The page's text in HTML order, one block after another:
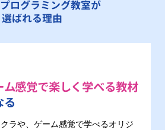
ログラミング教室が
選ばれる理由
感覚で楽しく学べる教材
る
ラや、ゲーム感覚で学べるオリジ